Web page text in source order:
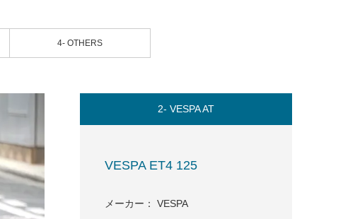
4- OTHERS
2- VESPA AT
VESPA ET4 125
メーカー： VESPA